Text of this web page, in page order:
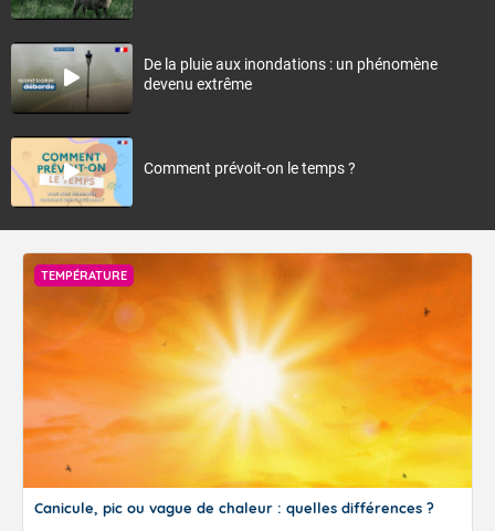
De la pluie aux inondations : un phénomène
devenu extrême
Comment prévoit-on le temps ?
TEMPÉRATURE
Canicule, pic ou vague de chaleur : quelles différences ?